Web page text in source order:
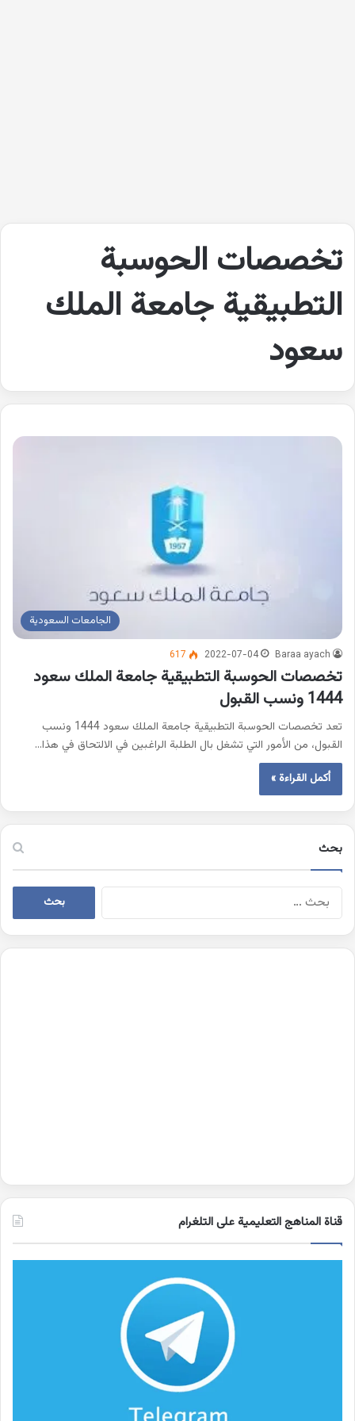
تخصصات الحوسبة
التطبيقية جامعة الملك
سعود
الجامعات السعودية
Baraa ayach
2022-07-04
617
تخصصات الحوسبة التطبيقية جامعة الملك سعود
1444 ونسب القبول
تعد تخصصات الحوسبة التطبيقية جامعة الملك سعود 1444 ونسب
القبول، من الأمور التي تشغل بال الطلبة الراغبين في الالتحاق في هذا…
أكمل القراءة »
بحث
البحث
قناة المناهج التعليمية على التلغرام